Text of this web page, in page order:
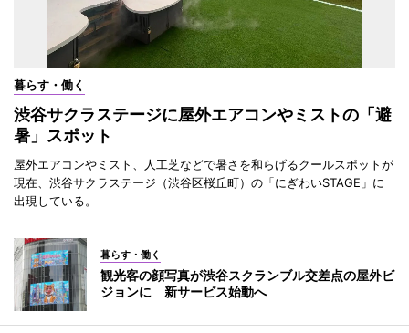
暮らす・働く
渋谷サクラステージに屋外エアコンやミストの「避
暑」スポット
屋外エアコンやミスト、人工芝などで暑さを和らげるクールスポットが
現在、渋谷サクラステージ（渋谷区桜丘町）の「にぎわいSTAGE」に
出現している。
暮らす・働く
観光客の顔写真が渋谷スクランブル交差点の屋外ビ
ジョンに 新サービス始動へ